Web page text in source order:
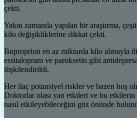
çekti.
Yakın zamanda yapılan bir araştırma,
kilo değişikliklerine dikkat çekti.
Buproprion en az miktarda kilo alımıyla
essitalopram ve paroksetin gibi
ilişkilendirildi.
Her ilaç potansiyel riskler ve bazen hoş
Doktorlar olası yan etkileri ve bu
nasıl etkileyebileceğini göz önünde